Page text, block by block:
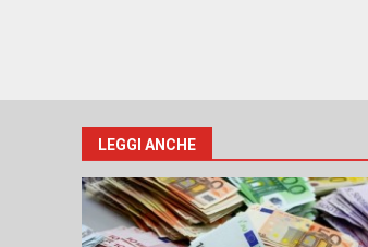
LEGGI ANCHE